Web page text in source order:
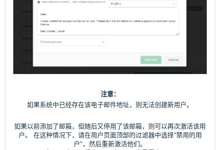
注意：
如果系统中已经存在该电子邮件地址，则无法创建新用户。
如果以前添加了邮箱，但随后又停用了该邮箱，则可以再次激活该用
户。 在这种情况下，请在用户页面顶部的过滤器中选择“禁用的用
户”，然后重新激活他们。